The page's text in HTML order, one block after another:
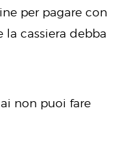
per pagare con
cassiera debba
non puoi fare